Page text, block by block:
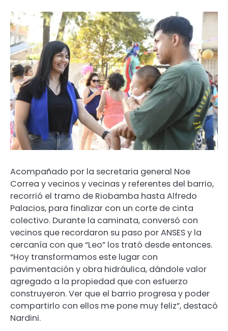
Acompañado por la secretaria general Noe
Correa y vecinos y vecinas y referentes del barrio,
recorrió el tramo de Riobamba hasta Alfredo
Palacios, para finalizar con un corte de cinta
colectivo. Durante la caminata, conversó con
vecinos que recordaron su paso por ANSES y la
cercanía con que “Leo” los trató desde entonces.
“Hoy transformamos este lugar con
pavimentación y obra hidráulica, dándole valor
agregado a la propiedad que con esfuerzo
construyeron. Ver que el barrio progresa y poder
compartirlo con ellos me pone muy feliz”, destacó
Nardini.